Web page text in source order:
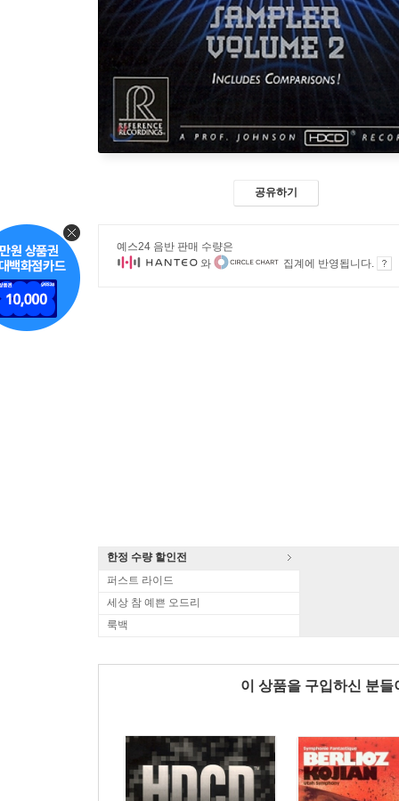
공유하기
예스24 음반 판매 수량은
와
집계에 반영됩니다.
한정 수량 할인전
퍼스트 라이드
세상 참 예쁜 오드리
룩백
이 상품을 구입하신 분